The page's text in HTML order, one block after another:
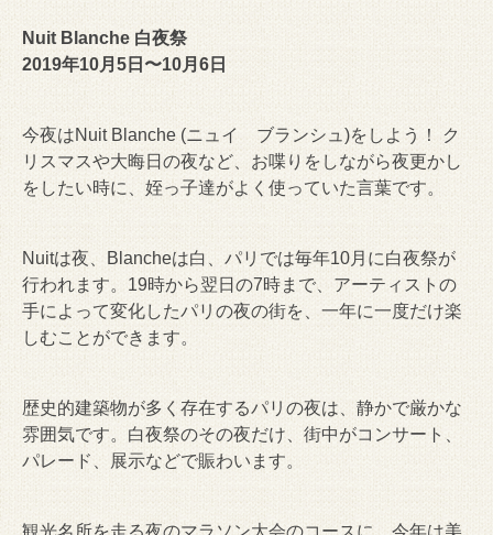
Nuit Blanche 白夜祭
2019年10月5日〜10月6日
今夜はNuit Blanche (ニュイ ブランシュ)をしよう！ ク
リスマスや大晦日の夜など、お喋りをしながら夜更かし
をしたい時に、姪っ子達がよく使っていた言葉です。
Nuitは夜、Blancheは白、パリでは毎年10月に白夜祭が
行われます。19時から翌日の7時まで、アーティストの
手によって変化したパリの夜の街を、一年に一度だけ楽
しむことができます。
歴史的建築物が多く存在するパリの夜は、静かで厳かな
雰囲気です。白夜祭のその夜だけ、街中がコンサート、
パレード、展示などで賑わいます。
観光名所を走る夜のマラソン大会のコースに、今年は美